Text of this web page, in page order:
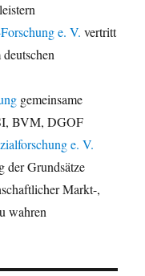
e. V. vertritt
gemeinsame
BVM, DGOF
e. V.
der Grundsätze
Markt-,
wahren